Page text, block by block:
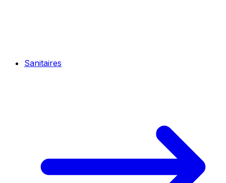
Sanitaires